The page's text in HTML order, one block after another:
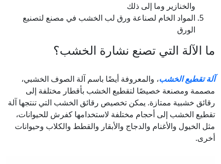
والخنازير وما إلى ذلك
المواد الخام لصناعة ورق لب الخشب في مصنع لتصنيع
الورق
ما الآلة التي تصنع نشارة الخشب؟
آلة تقطيع الخشب، والمعروفة أيضًا باسم آلة الصوف الخشبي،
مصممة ومصنعة خصيصًا لتقطيع الخشب بأقطار مختلفة إلى
رقائق خشبية ممتازة. يمكن تخصيص رقائق الخشب التي تنتجها آلة
تقطيع الخشب إلى أحجام مختلفة لاستخدامها كفرش للحيوانات،
مثل الخيول والأغنام والدجاج والأبقار والقطط والكلاب وحيوانات
أخرى.